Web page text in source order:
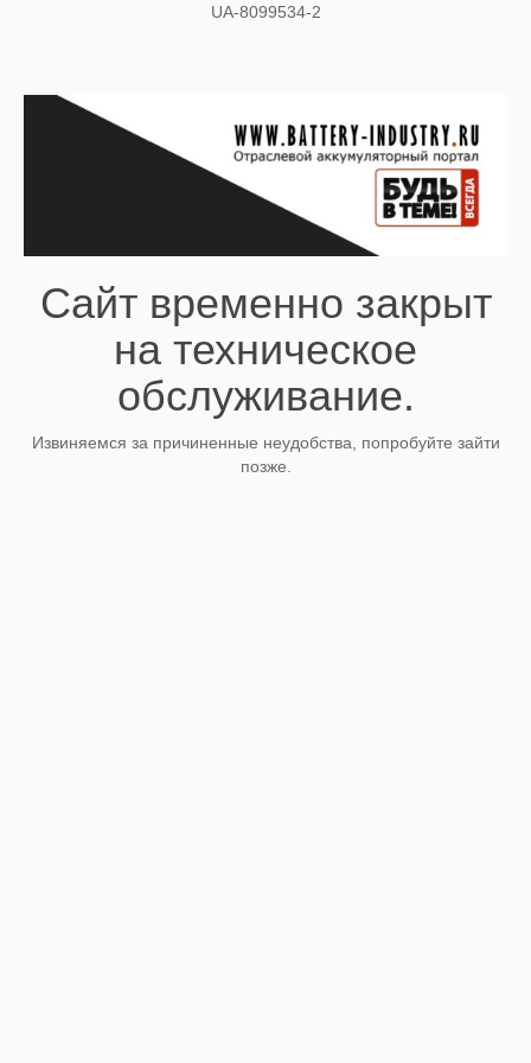
UA-8099534-2
Сайт временно закрыт
на техническое
обслуживание.
Извиняемся за причиненные неудобства, попробуйте зайти
позже.